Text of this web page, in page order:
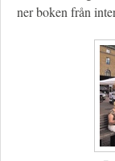
ner boken från